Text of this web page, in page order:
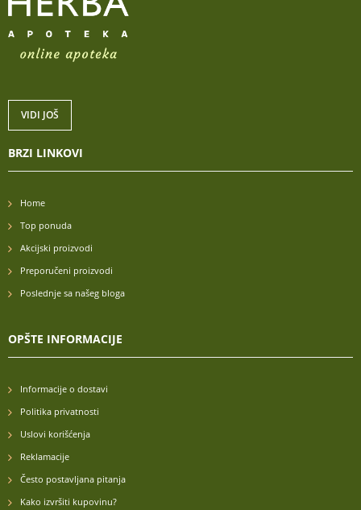
VIDI JOŠ
BRZI LINKOVI
Home
Top ponuda
Akcijski proizvodi
Preporučeni proizvodi
Poslednje sa našeg bloga
OPŠTE INFORMACIJE
Informacije o dostavi
Politika privatnosti
Uslovi korišćenja
Reklamacije
Često postavljana pitanja
Kako izvršiti kupovinu?